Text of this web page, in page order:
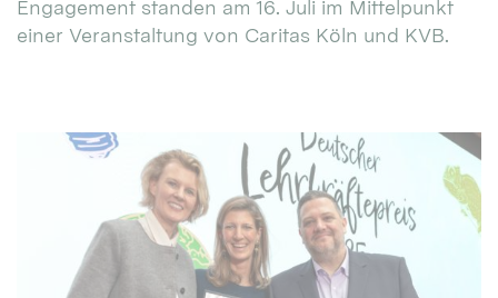
Engagement standen am 16. Juli im Mittelpunkt
einer Veranstaltung von Caritas Köln und KVB.